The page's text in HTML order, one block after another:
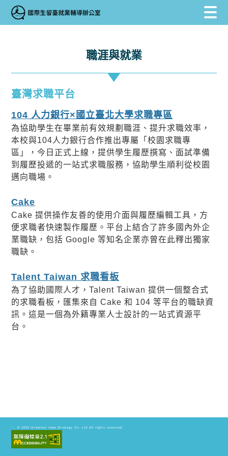
職涯與就業
臺灣求職平台
104 人力銀行×國立臺北大學求職專區
為協助學生在畢業前有效規劃職涯、提升求職效率，
本校與104人力銀行合作推出專屬「校園求職專
區」，今日正式上線，提供學生履歷撰寫、面試準備
到履歷投遞的一站式求職服務，協助學生順利從校園
邁向職場。
Cake
Cake 提供操作友善的使用介面與履歷編輯工具，方
便求職者快速製作履歷。平台上結合了許多國內外企
業職缺，包括 Google 等知名企業亦曾在此釋出獨家
職缺。
Talent Taiwan 求職看板
為了協助國際人才，Talent Taiwan 提供一個整合式
的求職看板，匯集來自 Cake 和 104 等平台的職缺資
訊。這是一個為外籍專業人士設計的一站式資源平
台。
:::© 2025Greatest Idea Strategy Co.,Ltd All rights reserved.